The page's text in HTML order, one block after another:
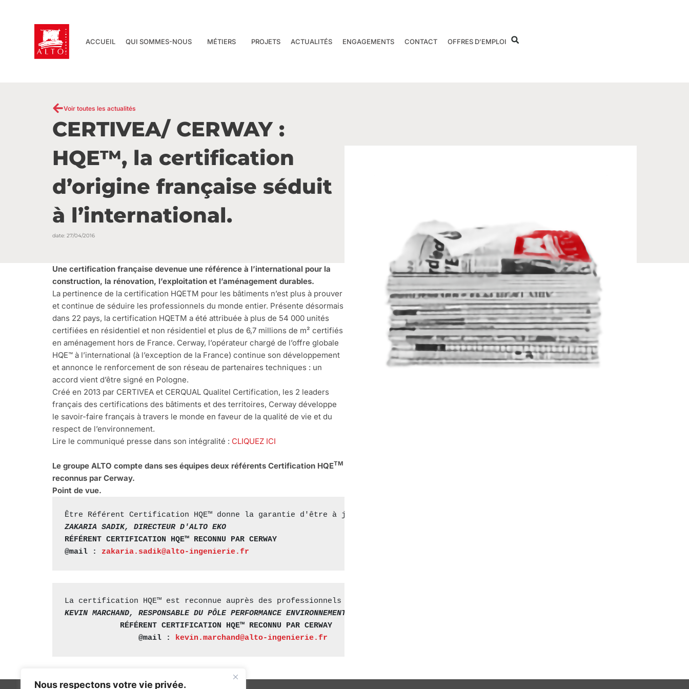
Nous respectons votre vie privée.
ACCUEIL QUI SOMMES-NOUS MÉTIERS PROJETS ACTUALITÉS ENGAGEMENTS CONTACT OFFRES D’EMPLOI
Voir toutes les actualités
CERTIVEA/ CERWAY :
HQE™, la certification
d’origine française séduit
à l’international.
date: 27/04/2016
Une certification française devenue une référence à l’international pour la
construction, la rénovation, l’exploitation et l’aménagement durables.
La pertinence de la certification HQETM pour les bâtiments n’est plus à prouver
et continue de séduire les professionnels du monde entier. Présente désormais
dans 22 pays, la certification HQETM a été attribuée à plus de 54 000 unités
certifiées en résidentiel et non résidentiel et plus de 6,7 millions de m² certifiés
en aménagement hors de France. Cerway, l’opérateur chargé de l’offre globale
HQE™ à l’international (à l’exception de la France) continue son développement
et annonce le renforcement de son réseau de partenaires techniques : un
accord vient d’être signé en Pologne.
Créé en 2013 par CERTIVEA et CERQUAL Qualitel Certification, les 2 leaders
français des certifications des bâtiments et des territoires, Cerway développe
le savoir-faire français à travers le monde en faveur de la qualité de vie et du
respect de l’environnement.
Lire le communiqué presse dans son intégralité : CLIQUEZ ICI
Le groupe ALTO compte dans ses équipes deux référents Certification HQETM
reconnus par Cerway.
Point de vue.
Être Référent Certification HQE™ donne la garantie d'être à jour sur les évolutions
ZAKARIA SADIK, DIRECTEUR D'ALTO EKO
RÉFÉRENT CERTIFICATION HQE™ RECONNU PAR CERWAY
@mail : zakaria.sadik@alto-ingenierie.fr
La certification HQE™ est reconnue auprès des professionnels du bâtiment car elle apporte une approche globale sur la performance
KEVIN MARCHAND, RESPONSABLE DU PÔLE PERFORMANCE ENVIRONNEMENTALE D’ALTO INGÉNIERIE
RÉFÉRENT CERTIFICATION HQE™ RECONNU PAR CERWAY
@mail : kevin.marchand@alto-ingenierie.fr